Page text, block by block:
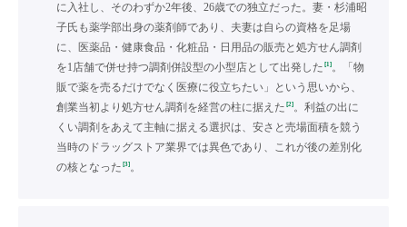
に入社し、そのわずか2年後、26歳での独立だった。妻・杉浦昭
子氏も薬学部出身の薬剤師であり、夫妻は自らの資格を足場
に、医薬品・健康食品・化粧品・日用品の販売と処方せん調剤
を1店舗で併せ持つ調剤併設型の小型店として出発した [1]。「物
販で薬を売るだけでなく医療に役立ちたい」という思いから、
創業当初より処方せん調剤を経営の柱に据えた [2]。利益の出に
くい調剤をあえて主軸に据える選択は、安さと売場面積を競う
当時のドラッグストア業界では異色であり、これが後の差別化
の核となった [3]。